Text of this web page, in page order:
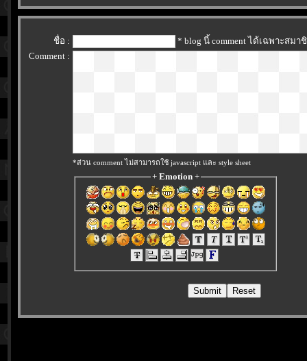
ชื่อ :
* blog นี้ comment ได้เฉพาะสมา
Comment :
*ส่วน comment ไม่สามารถใช้ javascript และ style sheet
+ Emotion+